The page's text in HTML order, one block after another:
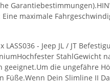
Eine maximale
- Jeep JL / JT
die ungefähre
Füße.Wenn Dein Slimline II